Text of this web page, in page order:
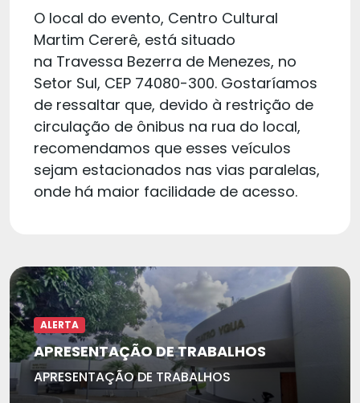
O local do evento, Centro Cultural
Martim Cererê, está situado
na Travessa Bezerra de Menezes, no
Setor Sul, CEP 74080-300. Gostaríamos
de ressaltar que, devido à restrição de
circulação de ônibus na rua do local,
recomendamos que esses veículos
sejam estacionados nas vias paralelas,
onde há maior facilidade de acesso.
ALERTA
APRESENTAÇÃO DE TRABALHOS
APRESENTAÇÃO DE TRABALHOS